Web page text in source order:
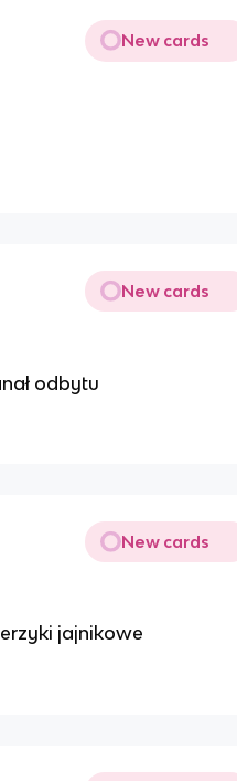
New cards
New cards
odbytu
New cards
jajnikowe